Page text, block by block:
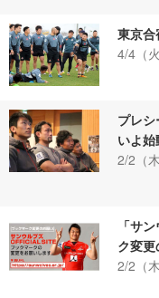
東京合
4/4（
プレ
いよ
2/2（
「サ
ク変
2/2（